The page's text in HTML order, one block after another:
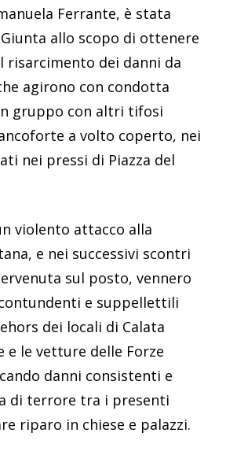
Ferrante, è stata
allo scopo di ottenere
risarcimento dei danni da
agirono con condotta
gruppo con altri tifosi
a volto coperto, nei
nei pressi di Piazza del
violento attacco alla
e nei successivi scontri
sul posto, vennero
e suppellettili
dei locali di Calata
e le vetture delle Forze
danni consistenti e
di terrore tra i presenti
riparo in chiese e palazzi.